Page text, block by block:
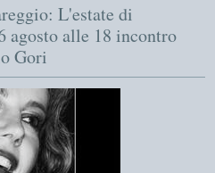
L'estate di
agosto alle 18 incontro
Gori